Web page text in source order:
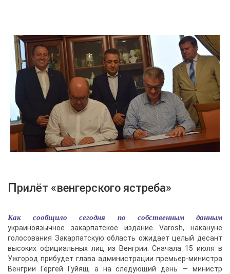
Прилёт «венгерского ястреба»
Как сообщило сегодня по собственным данным
украиноязычное закарпатское издание Varosh, накануне
голосования Закарпатскую область ожидает целый десант
высоких официальных лиц из Венгрии. Сначала 15 июля в
Ужгород прибудет глава администрации премьер-министра
Венгрии Гёргей Гуйяш, а на следующий день — министр